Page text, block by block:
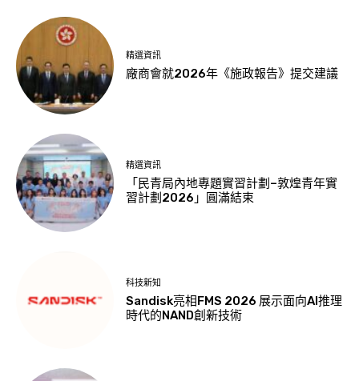
精選資訊
廠商會就2026年《施政報告》提交建議
精選資訊
「民青局內地專題實習計劃–敦煌青年實
習計劃2026」圓滿結束
科技新知
Sandisk亮相FMS 2026 展示面向AI推理
時代的NAND創新技術